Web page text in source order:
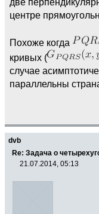
центре
Похоже когда
кривых (
случае
параллельны
dvb
Re: Задача о
21.07.2014, 05:13